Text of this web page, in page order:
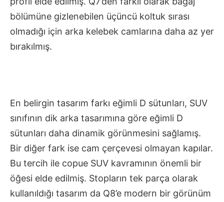
bölümüne gizlenebilen üçüncü koltuk sırası
olmadığı için arka kelebek camlarına daha az yer
bırakılmış.
En belirgin tasarım farkı eğimli D sütunları, SUV
sınıfının dik arka tasarımına göre eğimli D
sütunları daha dinamik görünmesini sağlamış.
Bir diğer fark ise cam çerçevesi olmayan kapılar.
Bu tercih ile copue SUV kavramının önemli bir
öğesi elde edilmiş. Stopların tek parça olarak
kullanıldığı tasarım da Q8’e modern bir görünüm